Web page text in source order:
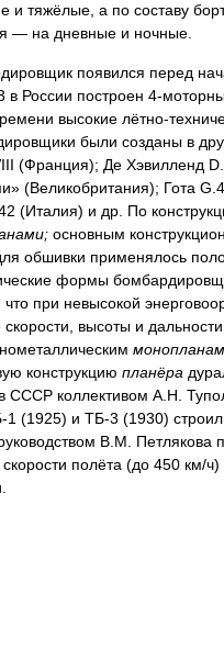
и тяжёлые, а по составу
— на дневные и ночные.
появился перед
в России построен 4-
высокие лётно-
были созданы в
(Франция); Де Хэвилленд
(Великобритания); Гота
(Италия) и др. По
основным
обшивки применялось
формы
при невысокой
высоты и
конструкцию планёра
СССР коллективом А.Н.
(1925) и ТБ-3 (1930)
В.М. Петлякова
полёта (до 450 км/ч)